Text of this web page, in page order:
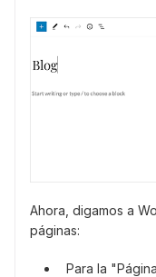
Ahora, digamos a
páginas:
Para la